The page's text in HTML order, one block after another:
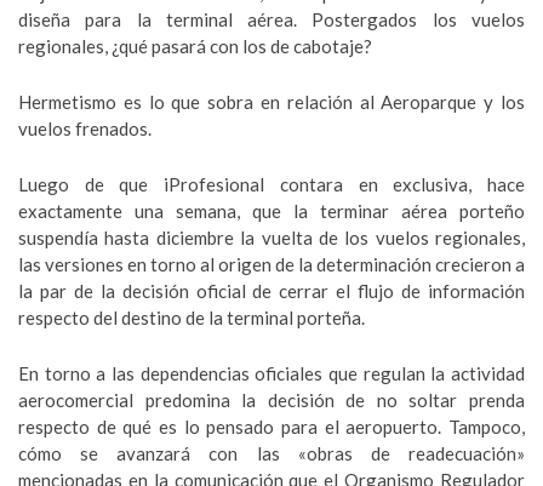
diseña para la terminal aérea. Postergados los vuelos
regionales, ¿qué pasará con los de cabotaje?
Hermetismo es lo que sobra en relación al Aeroparque y los
vuelos frenados.
Luego de que iProfesional contara en exclusiva, hace
exactamente una semana, que la terminar aérea porteño
suspendía hasta diciembre la vuelta de los vuelos regionales,
las versiones en torno al origen de la determinación crecieron a
la par de la decisión oficial de cerrar el flujo de información
respecto del destino de la terminal porteña.
En torno a las dependencias oficiales que regulan la actividad
aerocomercial predomina la decisión de no soltar prenda
respecto de qué es lo pensado para el aeropuerto. Tampoco,
cómo se avanzará con las «obras de readecuación»
mencionadas en la comunicación que el Organismo Regulador